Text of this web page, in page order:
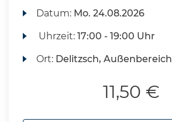
Datum: Mo. 24.08.2026
Uhrzeit:17:00 - 19:00 Uhr
Ort: Delitzsch, Außenbereich
11,50 €